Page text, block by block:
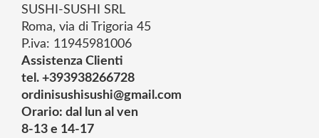
SUSHI-SUSHI SRL
Roma, via di Trigoria 45
P.iva: 11945981006
Assistenza Clienti
tel. +393938266728
ordinisushisushi@gmail.com
Orario: dal lun al ven
8-13 e 14-17